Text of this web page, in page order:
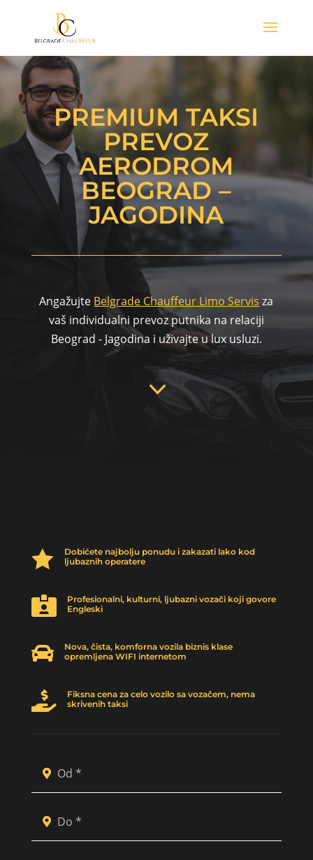
PREMIUM TAKSI
PREVOZ
AERODROM
BEOGRAD –
JAGODINA
Angažujte Belgrade Chauffeur Limo Servis za
vaš individualni prevoz putnika na relaciji
Beograd - Jagodina i uživajte u lux usluzi.
3

Dobićete najbolju ponudu i zakazati lako kod
ljubaznih operatere

Profesionalni, kulturni, ljubazni vozači koji govore
Engleski

Nova, čista, komforna vozila biznis klase
opremljena WIFI internetom

Fiksna cena za celo vozilo sa vozačem, nema
skrivenih taksi